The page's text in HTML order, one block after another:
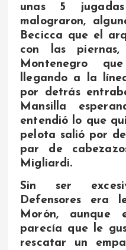
unas 5
malograron,
Becicca que el
con las
Montenegro
llegando a la
por detrás
Mansilla
entendió lo que
pelota salió por
par de
Migliardi.
Sin ser
Defensores era
Morón, aunque
parecía que le
rescatar un